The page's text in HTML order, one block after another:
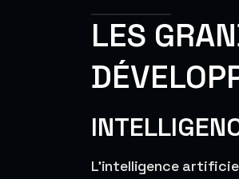
LES
L’intelligence